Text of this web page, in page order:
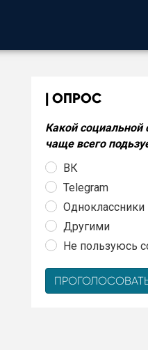
ОПРОС
Какой
чаще всего
ВК
Telegram
Одноклассники
Другими
Не пользуюсь